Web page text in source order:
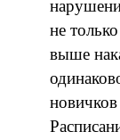
не
выше